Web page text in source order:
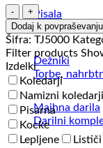
Pisala
Vžigalniki
Dežniki
Torbe,
Majhna darila
Darilni
Majica
kratek
rokav
Tee
Jays
Luxury
Tee
količina
Dodaj k povpraševanju
Šifra: TJ5000
Filter products
Izdelki
Koledarji
Namizni koledarji
Pisarna
Kocke
Lepljene
Lističi